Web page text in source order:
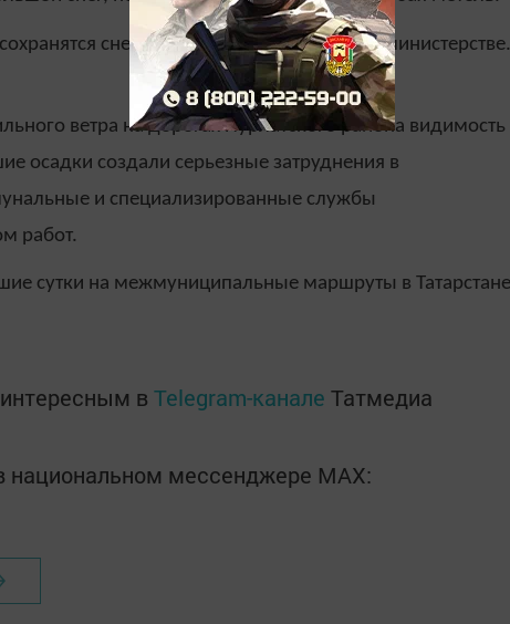
снежные заносы», - отметили в министерстве.
ветра на дорогах Нурлатского района видимость
осадки создали серьезные затруднения в
и специализированные службы
работ.
сутки на межмуниципальные маршруты в Татарстане
в Telegram-канале Татмедиа
национальном мессенджере MАХ: